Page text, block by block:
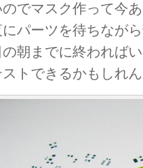
でマスク作って今
パーツを待ちなが
の朝までに終われば
ストできるかもしれ